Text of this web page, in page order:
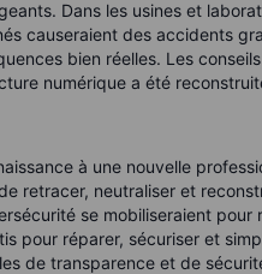
Dans les usines et
causeraient des accidents
bien réelles. Les
numérique a été
à une nouvelle
retracer, neutraliser et
se mobiliseraient pour
pour réparer, sécuriser et
de transparence et de